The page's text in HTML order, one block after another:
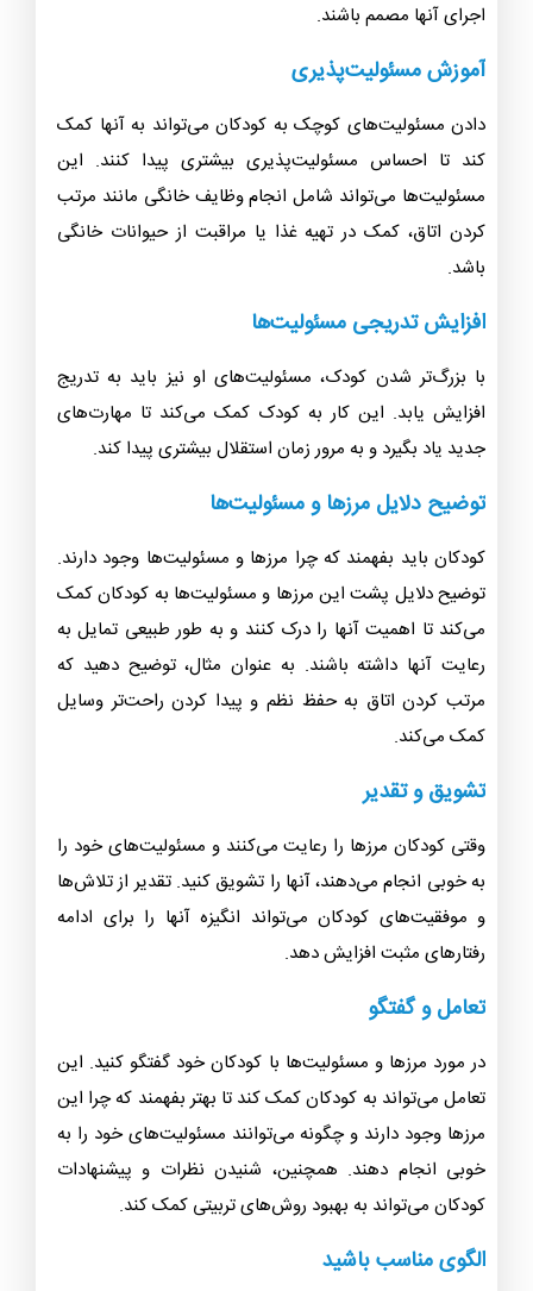
اجرای آنها مصمم باشند.
آموزش مسئولیت‌پذیری
دادن مسئولیت‌های کوچک به کودکان می‌تواند به آنها کمک
کند تا احساس مسئولیت‌پذیری بیشتری پیدا کنند. این
مسئولیت‌ها می‌تواند شامل انجام وظایف خانگی مانند مرتب
کردن اتاق، کمک در تهیه غذا یا مراقبت از حیوانات خانگی
باشد.
افزایش تدریجی مسئولیت‌ها
با بزرگ‌تر شدن کودک، مسئولیت‌های او نیز باید به تدریج
افزایش یابد. این کار به کودک کمک می‌کند تا مهارت‌های
جدید یاد بگیرد و به مرور زمان استقلال بیشتری پیدا کند.
توضیح دلایل مرزها و مسئولیت‌ها
کودکان باید بفهمند که چرا مرزها و مسئولیت‌ها وجود دارند.
توضیح دلایل پشت این مرزها و مسئولیت‌ها به کودکان کمک
می‌کند تا اهمیت آنها را درک کنند و به طور طبیعی تمایل به
رعایت آنها داشته باشند. به عنوان مثال، توضیح دهید که
مرتب کردن اتاق به حفظ نظم و پیدا کردن راحت‌تر وسایل
کمک می‌کند.
تشویق و تقدیر
وقتی کودکان مرزها را رعایت می‌کنند و مسئولیت‌های خود را
به خوبی انجام می‌دهند، آنها را تشویق کنید. تقدیر از تلاش‌ها
و موفقیت‌های کودکان می‌تواند انگیزه آنها را برای ادامه
رفتارهای مثبت افزایش دهد.
تعامل و گفتگو
در مورد مرزها و مسئولیت‌ها با کودکان خود گفتگو کنید. این
تعامل می‌تواند به کودکان کمک کند تا بهتر بفهمند که چرا این
مرزها وجود دارند و چگونه می‌توانند مسئولیت‌های خود را به
خوبی انجام دهند. همچنین، شنیدن نظرات و پیشنهادات
کودکان می‌تواند به بهبود روش‌های تربیتی کمک کند.
الگوی مناسب باشید